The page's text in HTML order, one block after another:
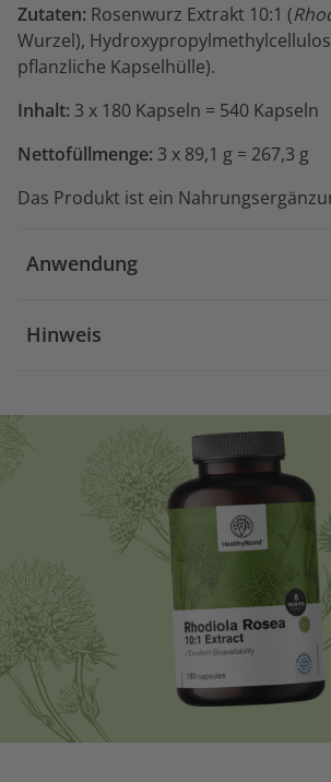
Zutaten: Rosenwurz Extrakt 10:1 (
Wurzel),
pflanzliche Kapselhülle).
Inhalt: 3 x 180 Kapseln = 540 Kapseln
Nettofüllmenge: 3 x 89,1 g = 267,3 g
Das Produkt ist ein
Anwendung
Hinweis